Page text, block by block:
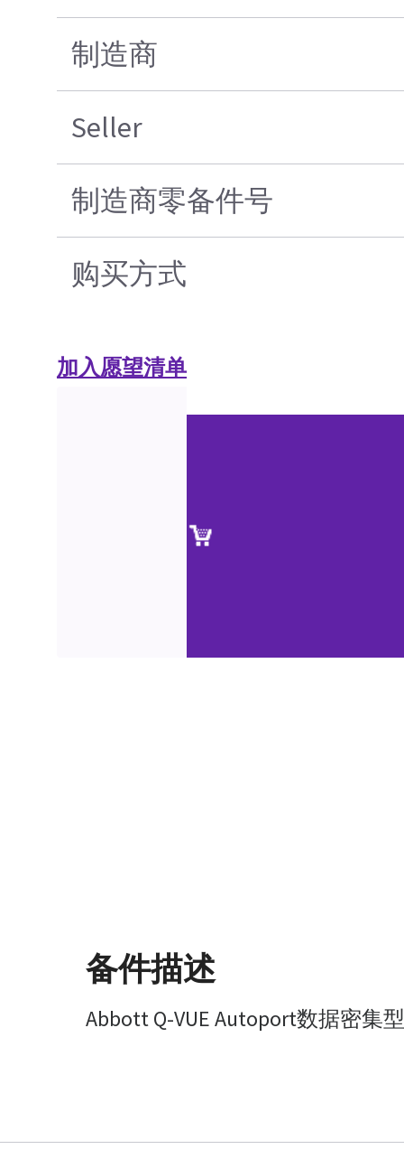
制造商
Seller
制造商零备件号
购买方式
加入愿望清单
备件描述
Abbott Q-VUE Autoport数据密集